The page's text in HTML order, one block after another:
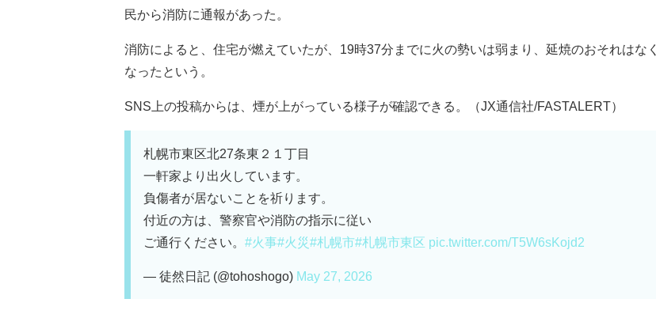
民から消防に通報があった。
消防によると、住宅が燃えていたが、19時37分までに火の勢いは弱まり、延焼のおそれはなく
なったという。
SNS上の投稿からは、煙が上がっている様子が確認できる。（JX通信社/FASTALERT）
札幌市東区北27条東２１丁目
一軒家より出火しています。
負傷者が居ないことを祈ります。
付近の方は、警察官や消防の指示に従い
ご通行ください。 #火事#火災#札幌市#札幌市東区 pic.twitter.com/T5W6sKojd2
— 徒然日記 (@tohoshogo) May 27, 2026